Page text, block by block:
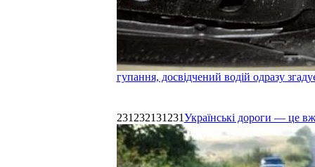
гупання, досвідчений водій одразу
231232131231Українські дороги — це